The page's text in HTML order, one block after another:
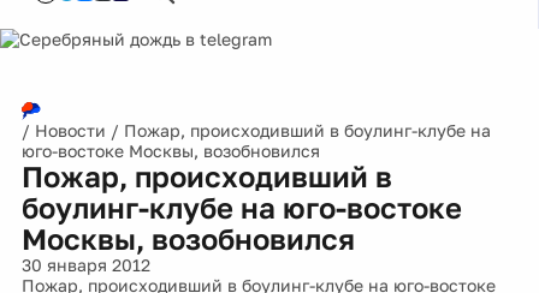
/ Новости / Пожар, происходивший в боулинг-клубе на
юго-востоке Москвы, возобновился
Пожар, происходивший в
боулинг-клубе на юго-востоке
Москвы, возобновился
30 января 2012
Пожар, происходивший в боулинг-клубе на юго-востоке